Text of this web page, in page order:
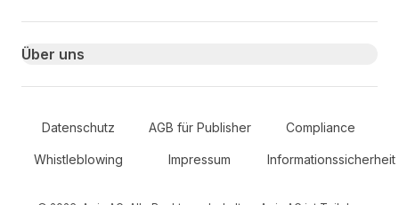
Über uns
Secondary Footer Navigation
Datenschutz AGB für Publisher Compliance
Whistleblowing Impressum Informationssicherheit